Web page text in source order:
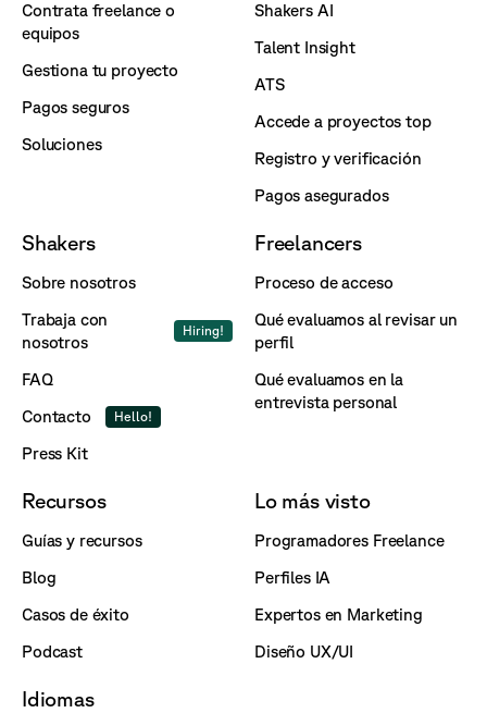
Contrata freelance o
equipos
Gestiona tu proyecto
Pagos seguros
Soluciones
Shakers AI
Talent Insight
ATS
Accede a proyectos top
Registro y verificación
Pagos asegurados
Shakers
Sobre nosotros
Trabaja con
nosotros
Hiring!
FAQ
Contacto
Hello!
Press Kit
Freelancers
Proceso de acceso
Qué evaluamos al revisar un
perfil
Qué evaluamos en la
entrevista personal
Recursos
Guías y recursos
Blog
Casos de éxito
Podcast
Lo más visto
Programadores Freelance
Perfiles IA
Expertos en Marketing
Diseño UX/UI
Idiomas